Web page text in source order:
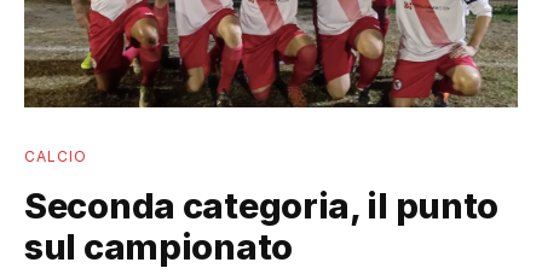
CALCIO
Seconda categoria, il punto
sul campionato